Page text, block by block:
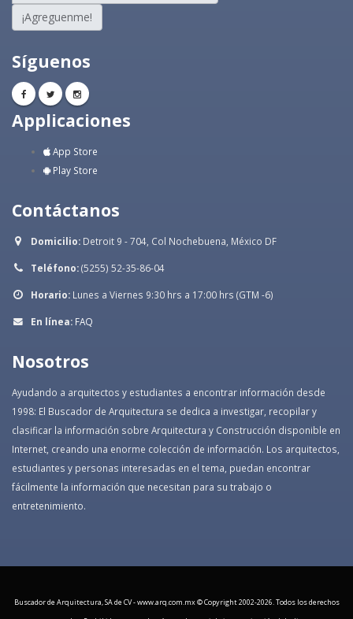
¡Agreguenme!
Síguenos
Applicaciones
App Store
Play Store
Contáctanos
Domicilio: Detroit 9 - 704, Col Nochebuena, México DF
Teléfono:(5255) 52-35-86-04
Horario: Lunes a Viernes 9:30 hrs a 17:00 hrs (GTM -6)
En línea: FAQ
Nosotros
Ayudando a arquitectos y estudiantes a encontrar información desde
1998: El Buscador de Arquitectura se dedica a investigar, recopilar y
clasificar la información sobre Arquitectura y Construcción disponible en
Internet, creando una enorme colección de información. Los arquitectos,
estudiantes y personas interesadas en el tema, puedan encontrar
fácilmente la información que necesitan para su trabajo o
entretenimiento.
Buscador de Arquitectura, SA de CV - www.arq.com.mx © Copyright 2002-2026. Todos los derechos